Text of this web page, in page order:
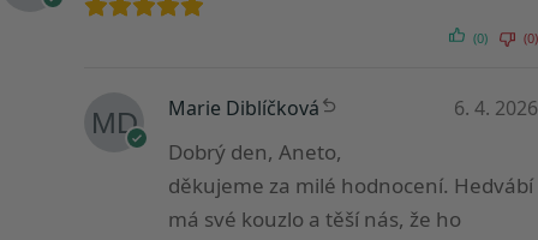
(0) (0)
Marie Diblíčková 6. 4. 2026
Dobrý den, Aneto,
děkujeme za milé hodnocení. Hedvábí
má své kouzlo a těší nás, že ho